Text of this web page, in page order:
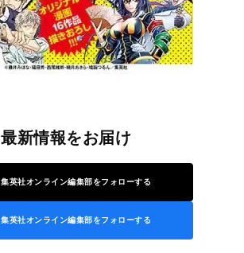
最新情報をお届け
集英社オンライン編集部をフォローする
集英社オンライン編集部をフォローする